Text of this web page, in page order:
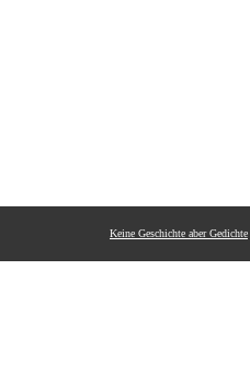
Keine Geschichte aber Gedichte